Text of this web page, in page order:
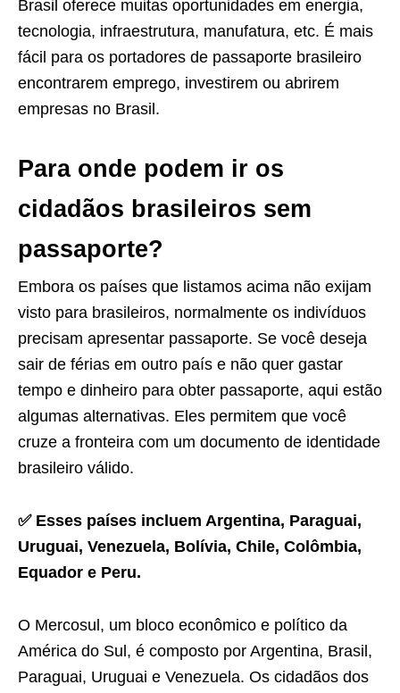
Brasil oferece muitas oportunidades em energia,
tecnologia, infraestrutura, manufatura, etc. É mais
fácil para os portadores de passaporte brasileiro
encontrarem emprego, investirem ou abrirem
empresas no Brasil.
Para onde podem ir os
cidadãos brasileiros sem
passaporte?
Embora os países que listamos acima não exijam
visto para brasileiros, normalmente os indivíduos
precisam apresentar passaporte. Se você deseja
sair de férias em outro país e não quer gastar
tempo e dinheiro para obter passaporte, aqui estão
algumas alternativas. Eles permitem que você
cruze a fronteira com um documento de identidade
brasileiro válido.
✅ Esses países incluem Argentina, Paraguai,
Uruguai, Venezuela, Bolívia, Chile, Colômbia,
Equador e Peru.
O Mercosul, um bloco econômico e político da
América do Sul, é composto por Argentina, Brasil,
Paraguai, Uruguai e Venezuela. Os cidadãos dos